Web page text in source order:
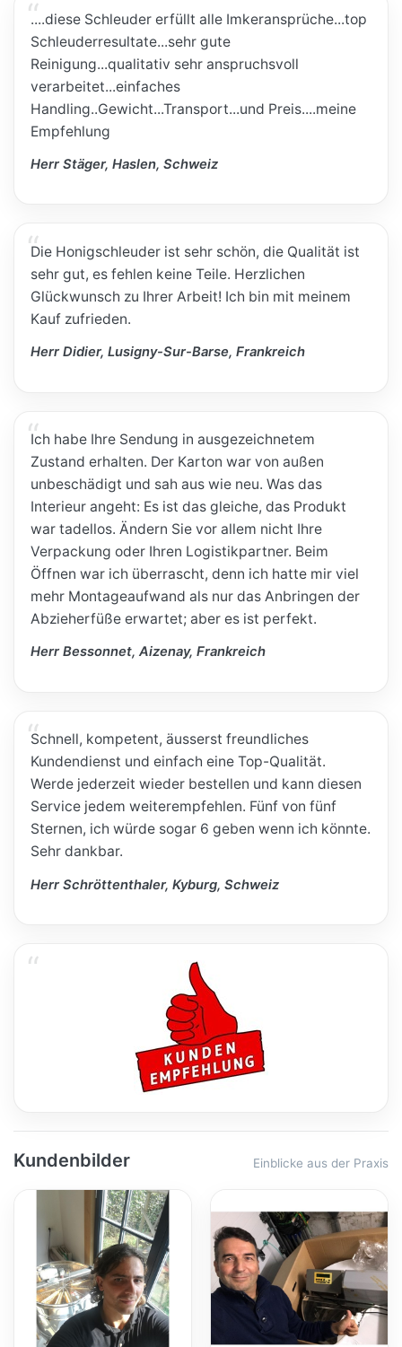
....diese Schleuder erfüllt alle Imkeransprüche...top
Schleuderresultate...sehr gute
Reinigung...qualitativ sehr anspruchsvoll
verarbeitet...einfaches
Handling..Gewicht...Transport...und Preis....meine
Empfehlung
Herr Stäger, Haslen, Schweiz
Die Honigschleuder ist sehr schön, die Qualität ist
sehr gut, es fehlen keine Teile. Herzlichen
Glückwunsch zu Ihrer Arbeit! Ich bin mit meinem
Kauf zufrieden.
Herr Didier, Lusigny-Sur-Barse, Frankreich
Ich habe Ihre Sendung in ausgezeichnetem
Zustand erhalten. Der Karton war von außen
unbeschädigt und sah aus wie neu. Was das
Interieur angeht: Es ist das gleiche, das Produkt
war tadellos. Ändern Sie vor allem nicht Ihre
Verpackung oder Ihren Logistikpartner. Beim
Öffnen war ich überrascht, denn ich hatte mir viel
mehr Montageaufwand als nur das Anbringen der
Abzieherfüße erwartet; aber es ist perfekt.
Herr Bessonnet, Aizenay, Frankreich
Schnell, kompetent, äusserst freundliches
Kundendienst und einfach eine Top-Qualität.
Werde jederzeit wieder bestellen und kann diesen
Service jedem weiterempfehlen. Fünf von fünf
Sternen, ich würde sogar 6 geben wenn ich könnte.
Sehr dankbar.
Herr Schröttenthaler, Kyburg, Schweiz
Kundenbilder Einblicke aus der Praxis